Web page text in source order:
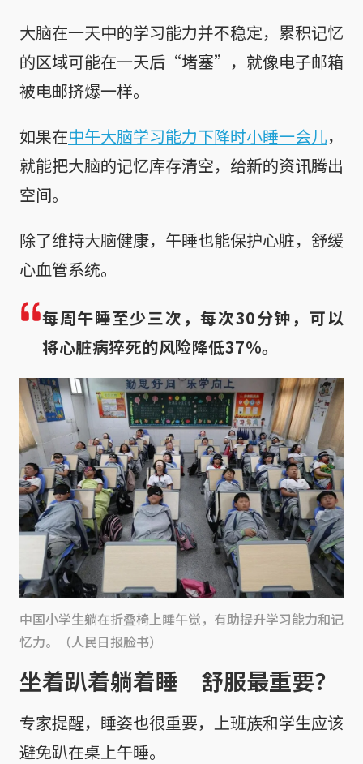
大脑在一天中的学习能力并不稳定，累积记忆
的区域可能在一天后“堵塞”，就像电子邮箱
被电邮挤爆一样。
如果在中午大脑学习能力下降时小睡一会儿，
就能把大脑的记忆库存清空，给新的资讯腾出
空间。
除了维持大脑健康，午睡也能保护心脏，舒缓
心血管系统。
每周午睡至少三次，每次30分钟，可以
将心脏病猝死的风险降低37％。
中国小学生躺在折叠椅上睡午觉，有助提升学习能力和记
忆力。（人民日报脸书）
坐着趴着躺着睡 舒服最重要？
专家提醒，睡姿也很重要，上班族和学生应该
避免趴在桌上午睡。